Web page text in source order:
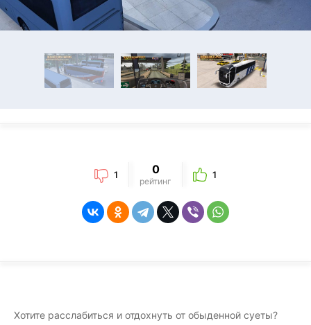
1 0
рейтинг
1
Хотите расслабиться и отдохнуть от обыденной суеты?